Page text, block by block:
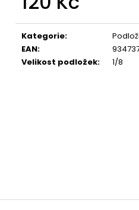
cena:
Kategorie:
EAN:
Velikost podložek: 1/8